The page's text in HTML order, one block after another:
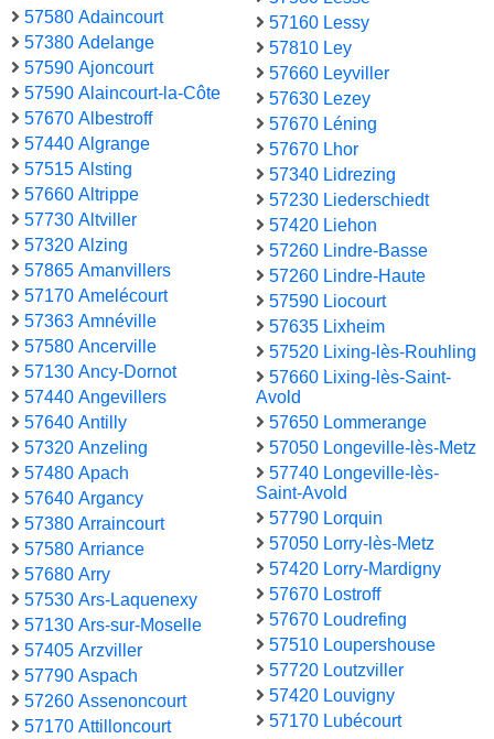
57580 Adaincourt
57380 Adelange
57590 Ajoncourt
57590 Alaincourt-la-Côte
57670 Albestroff
57440 Algrange
57515 Alsting
57660 Altrippe
57730 Altviller
57320 Alzing
57865 Amanvillers
57170 Amelécourt
57363 Amnéville
57580 Ancerville
57130 Ancy-Dornot
57440 Angevillers
57640 Antilly
57320 Anzeling
57480 Apach
57640 Argancy
57380 Arraincourt
57580 Arriance
57680 Arry
57530 Ars-Laquenexy
57130 Ars-sur-Moselle
57405 Arzviller
57790 Aspach
57260 Assenoncourt
57170 Attilloncourt
57160 Lessy
57810 Ley
57660 Leyviller
57630 Lezey
57670 Léning
57670 Lhor
57340 Lidrezing
57230 Liederschiedt
57420 Liehon
57260 Lindre-Basse
57260 Lindre-Haute
57590 Liocourt
57635 Lixheim
57520 Lixing-lès-Rouhling
57660 Lixing-lès-Saint-
Avold
57650 Lommerange
57050 Longeville-lès-Metz
57740 Longeville-lès-
Saint-Avold
57790 Lorquin
57050 Lorry-lès-Metz
57420 Lorry-Mardigny
57670 Lostroff
57670 Loudrefing
57510 Loupershouse
57720 Loutzviller
57420 Louvigny
57170 Lubécourt